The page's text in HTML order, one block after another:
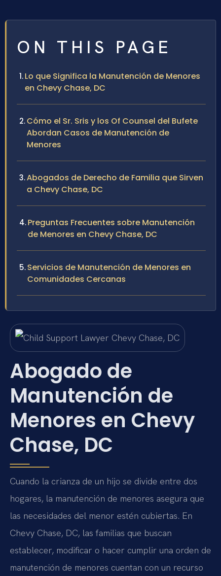
ON THIS PAGE
Lo que Significa la Manutención de Menores
en Chevy Chase, DC
Cómo el Sr. Sris y los Of Counsel del Bufete
Abordan Casos de Manutención de
Menores
Abogados de Derecho de Familia que Sirven
a Chevy Chase, DC
Preguntas Frecuentes sobre Manutención
de Menores en Chevy Chase, DC
Servicios de Manutención de Menores en
Comunidades Cercanas
Abogado de
Manutención de
Menores en Chevy
Chase, DC
Cuando la crianza de un hijo se divide entre dos
hogares, la manutención de menores asegura que
las necesidades del menor estén cubiertas. En
Chevy Chase, DC, las familias que buscan
establecer, modificar o hacer cumplir una orden de
manutención de menores cuentan con un recurso